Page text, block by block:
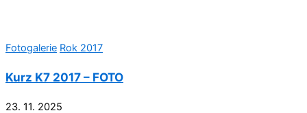
Fotogalerie Rok 2017
Kurz K7 2017 – FOTO
23. 11. 2025